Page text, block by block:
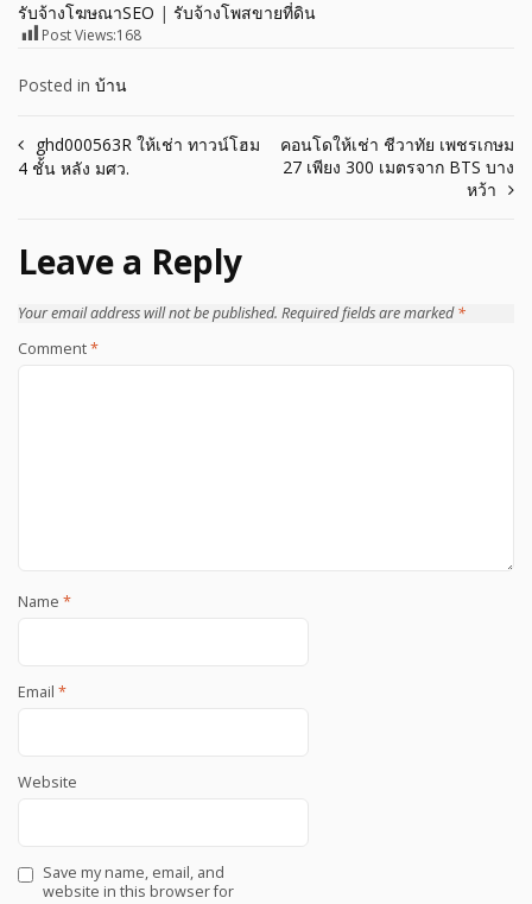
รับจ้างโฆษณาSEO | รับจ้างโพสขายที่ดิน
Post Views:168
Posted in บ้าน
Post
ghd000563R ให้เช่า ทาวน์โฮม
4 ชั้น หลัง มศว.
คอนโดให้เช่า ชีวาทัย เพชรเกษม
27 เพียง 300 เมตรจาก BTS บาง
หว้า
Leave a Reply
Your email address will not be published. Required fields are marked*
Comment*
Name *
Email *
Website
Save my name, email, and
website in this browser for